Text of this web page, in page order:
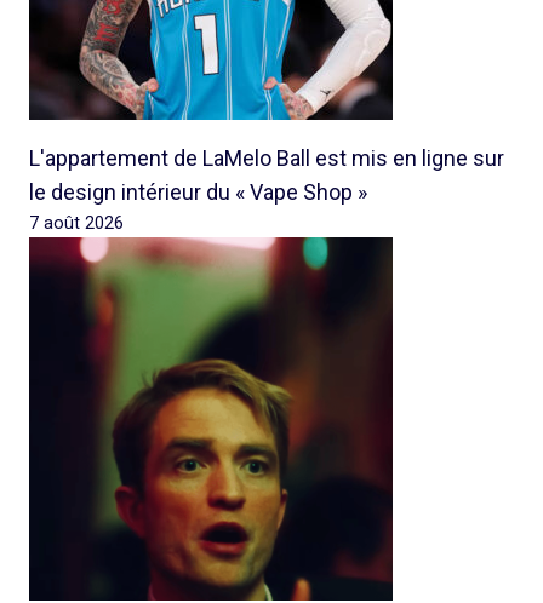
L'appartement de LaMelo Ball est mis en ligne sur
le design intérieur du « Vape Shop »
7 août 2026